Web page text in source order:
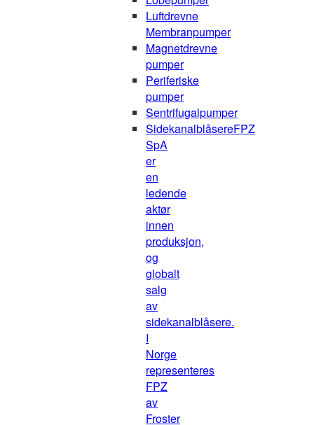
Luftdrevne
Membranpumper
Magnetdrevne
pumper
Periferiske
pumper
Sentrifugalpumper
SidekanalblåsereFPZ
SpA
er
en
ledende
aktør
innen
produksjon,
og
globalt
salg
av
sidekanalblåsere.
I
Norge
representeres
FPZ
av
Froster